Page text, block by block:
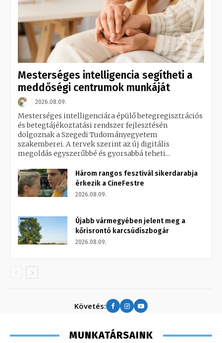
Mesterséges intelligencia segítheti a
meddőségi centrumok munkáját
2026.08.09.
Mesterséges intelligenciára épülő betegregisztrációs
és betegtájékoztatási rendszer fejlesztésén
dolgoznak a Szegedi Tudományegyetem
szakemberei. A tervek szerint az új digitális
megoldás egyszerűbbé és gyorsabbá teheti...
Három rangos fesztivál sikerdarabja
érkezik a CineFestre
2026.08.09.
Újabb vármegyében jelent meg a
kőrisrontó karcsúdíszbogár
2026.08.09.
Követés:
MUNKATÁRSAINK